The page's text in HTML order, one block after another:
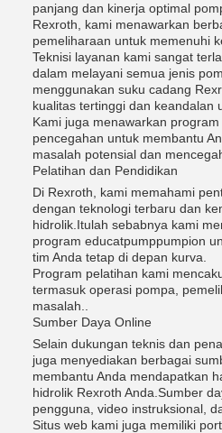
panjang dan kinerja optimal
Rexroth, kami menawarkan
pemeliharaan untuk memenuhi
Teknisi layanan kami sangat
dalam melayani semua jenis
menggunakan suku cadang
kualitas tertinggi dan keandalan
Kami juga menawarkan
pencegahan untuk membantu
masalah potensial dan
Pelatihan dan Pendidikan
Di Rexroth, kami memahami
dengan teknologi terbaru dan
hidrolik.Itulah sebabnya kami
program educatpumppumpion
tim Anda tetap di depan kurva.
Program pelatihan kami
termasuk operasi pompa,
masalah..
Sumber Daya Online
Selain dukungan teknis dan
juga menyediakan berbagai
membantu Anda mendapatkan
hidrolik Rexroth Anda.Sumber
pengguna, video instruksional,
Situs web kami juga memiliki